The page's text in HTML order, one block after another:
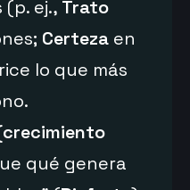
ej., Trato
Certeza en
lo que más
qué genera